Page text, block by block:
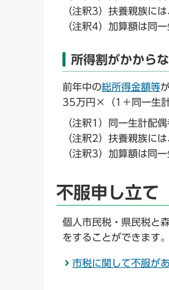
（注釈3）扶養親族に
（注釈4）加算額は同
所得割がかから
前年中の総所得金額等
35万円×（1＋同一生
（注釈1）同一生計配
（注釈2）扶養親族に
（注釈3）加算額は同
不服申し立て
個人市民税・県民税と
をすることができます
市税に関して不服が